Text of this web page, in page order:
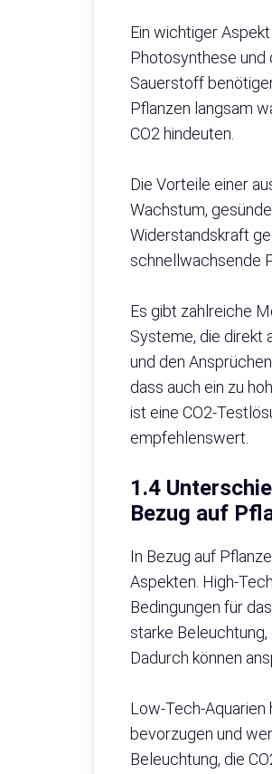
Ein wichtiger
Photosynthese und
Sauerstoff
Pflanzen langsam
CO2 hindeuten.
Die Vorteile einer
Wachstum,
Widerstandskraft
schnellwachsende
Es gibt zahlreiche
Systeme, die direkt
und den
dass auch ein zu
ist eine CO2-
empfehlenswert.
1.4
Bezug auf
In Bezug auf
Aspekten. High-
Bedingungen für
starke Beleuchtung,
Dadurch können
Low-Tech-Aquarien
bevorzugen und
Beleuchtung, die